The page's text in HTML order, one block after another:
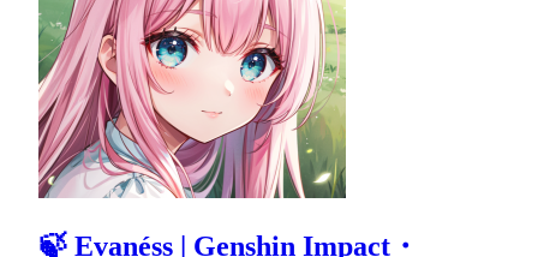
🍃 Evanéss | Genshin Impact・